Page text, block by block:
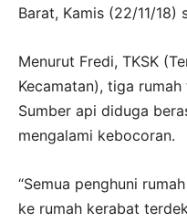
Barat, Kamis (22/11/18)
Menurut Fredi, TKSK
Kecamatan), tiga
Sumber api diduga
mengalami kebocoran.
“Semua penghuni
ke rumah kerabat